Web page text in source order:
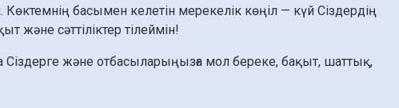
басымен келетін мерекелік көңіл — күй Сіздердің
және сәттіліктер тілеймін!
және отбасыларыңызға мол береке, бақыт, шаттық,